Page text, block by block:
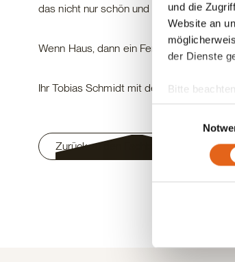
und die
Website an
der Dienste
Bitte
anderes
Sie geben
das nicht nur schön und funktional,
Wenn Haus, dann ein Fertighaus von
Ihr Tobias Schmidt mit dem Beraterteam
Zurück zu den Fachberatern